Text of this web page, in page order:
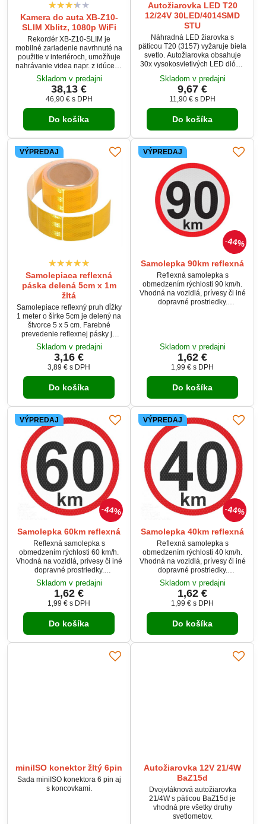
Kamera do auta XB-Z10-
SLIM Xblitz, 1080p WiFi
Rekordér XB-Z10-SLIM je
mobilné zariadenie navrhnuté na
použitie v interiéroch, umožňuje
nahrávanie videa napr. z idúceho
vozidla. Vďaka tejto nahrávke
môžete výrazne uľahčiť
akékoľvek vyšetrovanie viny pri
rôznych dopravných nehodách,
rovnako ako zaznamenať pokusy
rozbiť alebo poškodiť vozidlo na
Skladom v predajni
38,13 €
46,90 € s DPH
Do košíka
Autožiarovka LED T20
12/24V 30LED/4014SMD
STU
Náhradná LED žiarovka s
päticou T20 (3157) vyžaruje biela
svetlo. Autožiarovka obsahuje
30x vysokosvietivých LED diód s
riadiacej jednotky na žiarovke u
nových vozidiel so systémom
kontroly praská žiarovky. Napr. u
VW, Audi, Škoda, Seat, BMW,
Volvo, Mercedes, Porsche, Mini.
Skladom v predajni
9,67 €
11,90 € s DPH
Do košíka
VÝPREDAJ
Samolepiaca reflexná
páska delená 5cm x 1m
žltá
Samolepiace reflexný pruh dĺžky
1 meter o šírke 5cm je delený na
štvorce 5 x 5 cm. Farebné
prevedenie reflexnej pásky je
žlté. Páska je vhodná napr. pre
zvýraznenie obrysu nákladných
vozidiel, dodávok, prívesných
vozíkov (bočné a zadné strany),
či všade tam, kde je nutné
reflexné zvýraznenie. Vďaka
delenie na štvorce 5 x 5 cm
vhodné na plachty, cisterny atď.
Skladom v predajni
3,16 €
3,89 € s DPH
Do košíka
44%
VÝPREDAJ
Samolepka 90km reflexná
Reflexná samolepka s
obmedzením rýchlosti 90 km/h.
Vhodná na vozidlá, prívesy či iné
dopravné prostriedky.
Skladom v predajni
1,62 €
1,99 € s DPH
Do košíka
44%
VÝPREDAJ
Samolepka 60km reflexná
Reflexná samolepka s
obmedzením rýchlosti 60 km/h.
Vhodná na vozidlá, prívesy či iné
dopravné prostriedky.
Zabezpečuje vysokú viditeľnosť
aj v tme.
Skladom v predajni
1,62 €
1,99 € s DPH
Do košíka
44%
VÝPREDAJ
Samolepka 40km reflexná
Reflexná samolepka s
obmedzením rýchlosti 40 km/h.
Vhodná na vozidlá, prívesy či iné
dopravné prostriedky.
Zabezpečuje vysokú viditeľnosť
aj v tme.
Skladom v predajni
1,62 €
1,99 € s DPH
Do košíka
miniISO konektor žltý 6pin
Sada miniISO konektora 6 pin aj
s koncovkami.
Autožiarovka 12V 21/4W
BaZ15d
Dvojvláknová autožiarovka
21/4W s päticou BaZ15d je
vhodná pre všetky druhy
svetlometov.